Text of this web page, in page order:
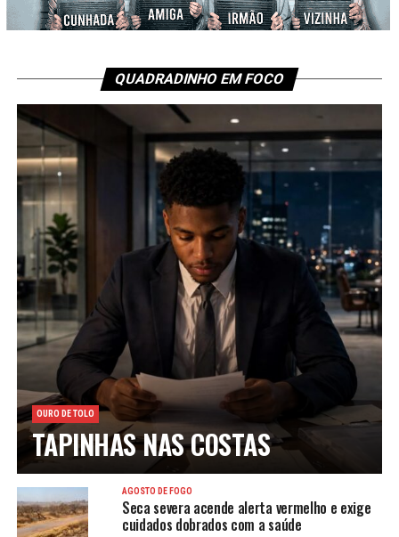
QUADRADINHO EM FOCO
OURO DE TOLO
TAPINHAS NAS COSTAS
AGOSTO DE FOGO
Seca severa acende alerta vermelho e exige
cuidados dobrados com a saúde